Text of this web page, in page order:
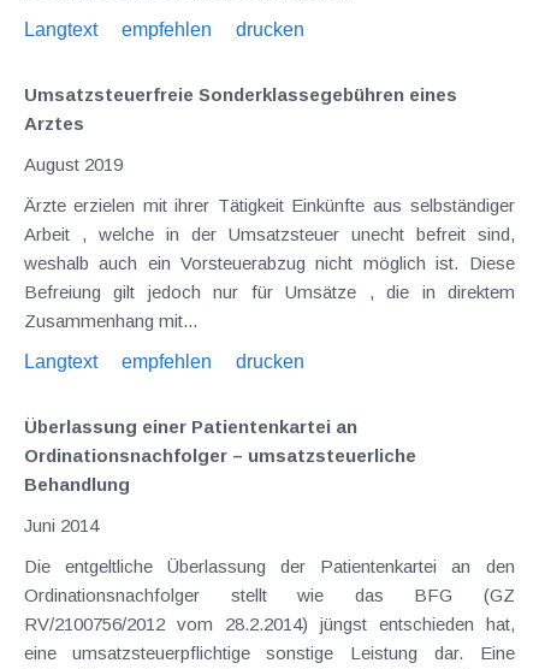
Langtext
empfehlen drucken
Umsatzsteuerfreie Sonderklassegebühren eines
Arztes
August 2019
Ärzte erzielen mit ihrer Tätigkeit Einkünfte aus selbständiger
Arbeit , welche in der Umsatzsteuer unecht befreit sind,
weshalb auch ein Vorsteuerabzug nicht möglich ist. Diese
Befreiung gilt jedoch nur für Umsätze , die in direktem
Zusammenhang mit...
Langtext
empfehlen drucken
Überlassung einer Patientenkartei an
Ordinationsnachfolger – umsatzsteuerliche
Behandlung
Juni 2014
Die entgeltliche Überlassung der Patientenkartei an den
Ordinationsnachfolger stellt wie das BFG (GZ
RV/2100756/2012 vom 28.2.2014) jüngst entschieden hat,
eine umsatzsteuerpflichtige sonstige Leistung dar. Eine